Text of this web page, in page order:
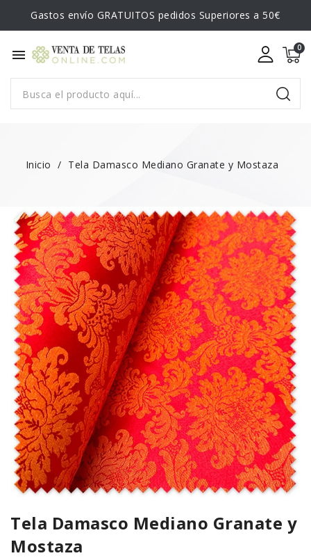
Gastos envío GRATUITOS pedidos Superiores a 50€
menu
Inicio Tela Damasco Mediano Granate y Mostaza
Tela Damasco Mediano Granate y
Mostaza